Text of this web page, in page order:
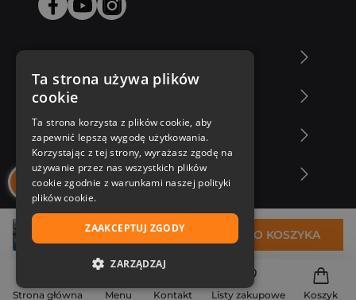
Strona główna Menu Kontakt Listy zakupowe Koszyk
38,77 zł DO KOSZYKA
Zakupy u nas
Nasza oferta
Nasi autorzy
Ta strona używa plików
cookie
Ta strona korzysta z plików cookie, aby
zapewnić lepszą wygodę użytkowania.
Korzystając z tej strony, wyrażasz zgodę na
używanie przez nas wszystkich plików
cookie zgodnie z warunkami naszej polityki
plików cookie.
ZAAKCEPTUJ ZGODY
ZARZĄDZAJ
NIEZBĘDNE